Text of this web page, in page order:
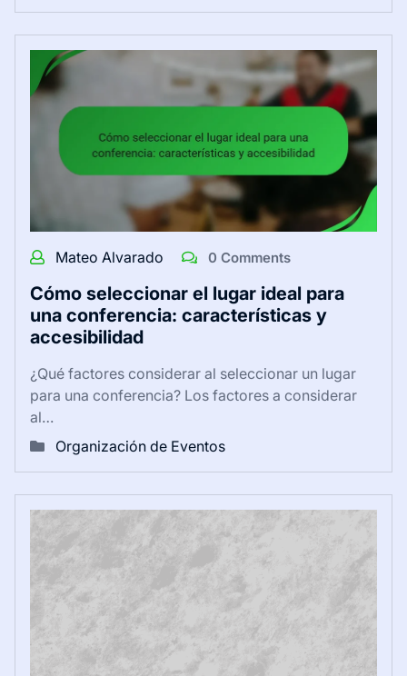
Mateo Alvarado 0 Comments
Cómo seleccionar el lugar ideal para
una conferencia: características y
accesibilidad
¿Qué factores considerar al seleccionar un lugar
para una conferencia? Los factores a considerar
al…
Organización de Eventos